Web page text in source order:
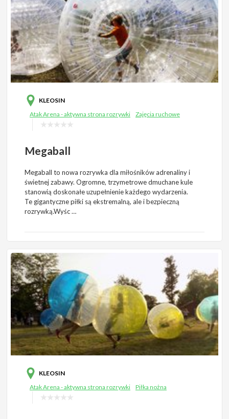
KLEOSIN
Atak Arena - aktywna strona rozrywki
Zajęcia ruchowe
Megaball
Megaball to nowa rozrywka dla miłośników adrenaliny i
świetnej zabawy. Ogromne, trzymetrowe dmuchane kule
stanowią doskonałe uzupełnienie każdego wydarzenia.
Te gigantyczne piłki są ekstremalną, ale i bezpieczną
rozrywką.Wyśc …
KLEOSIN
Atak Arena - aktywna strona rozrywki
Piłka nożna